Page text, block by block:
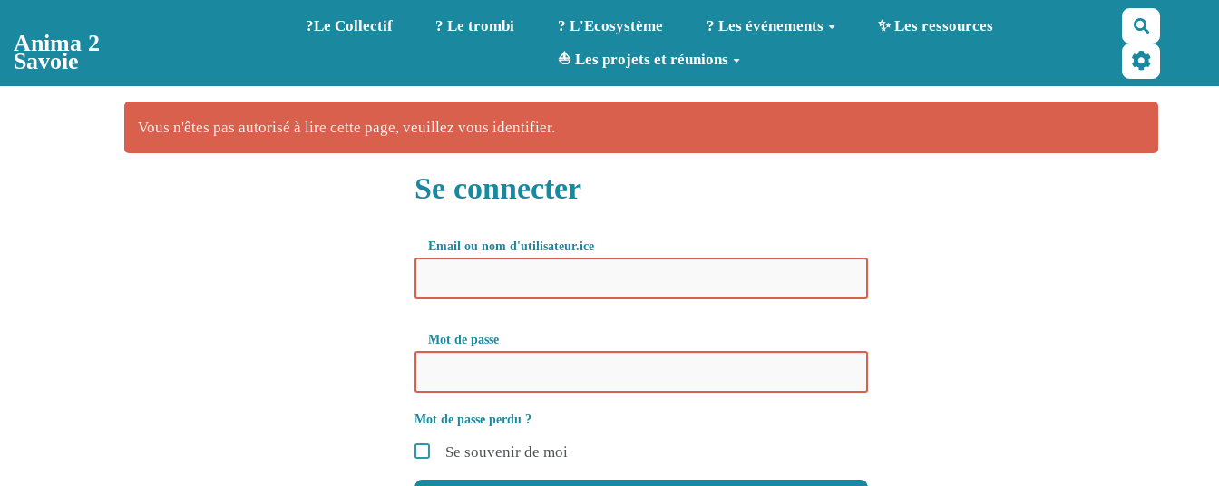
Anima 2
Savoie
?️Le Collectif ? Le trombi ? L'Ecosystème ? Les événements
✨ Les ressources
⛵ Les projets et réunions
Vous n'êtes pas autorisé à lire cette page, veuillez vous identifier.
Se connecter
Email ou nom d'utilisateur.ice
Mot de passe
Mot de passe perdu ?
Se souvenir de moi